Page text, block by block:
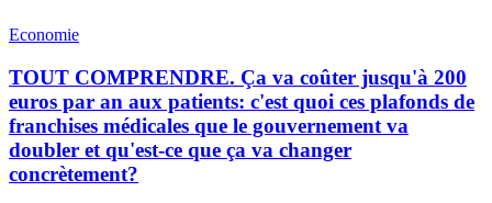
Economie
TOUT COMPRENDRE. Ça va coûter jusqu'à 200
euros par an aux patients: c'est quoi ces plafonds de
franchises médicales que le gouvernement va
doubler et qu'est-ce que ça va changer
concrètement?